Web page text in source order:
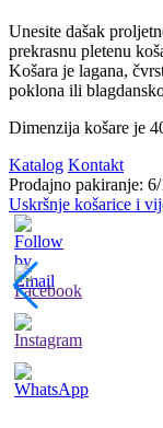
Unesite dašak
prekrasnu pletenu
Košara je lagana,
poklona ili
Dimenzija košare je
Katalog Kontakt
Prodajno pakiranje: 6/
Uskršnje košarice i